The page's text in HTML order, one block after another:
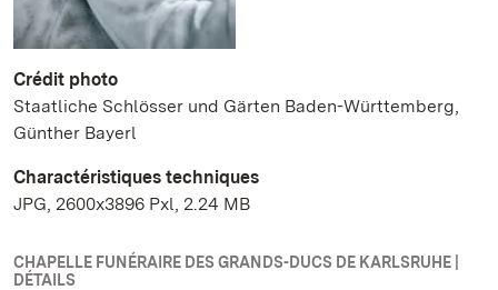
Crédit photo
Staatliche Schlösser und Gärten Baden-Württemberg,
Günther Bayerl
Charactéristiques techniques
JPG, 2600x3896 Pxl, 2.24 MB
CHAPELLE FUNÉRAIRE DES GRANDS-DUCS DE KARLSRUHE |
DÉTAILS